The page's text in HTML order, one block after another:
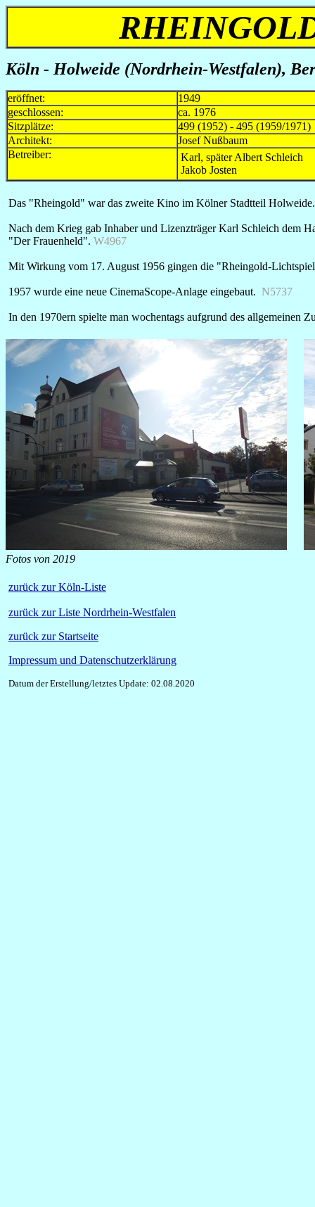
Köln - Holweide (Nordrhein-Westfalen),
eröffnet:
1949
geschlossen:
ca. 1976
Sitzplätze:
499 (1952) - 495 (1959/1971)
Architekt:
Josef Nußbaum
Betreiber:
Karl, später Albert Schleich
Jakob Josten
Das "Rheingold" war das zweite Kino im Kölner Stadtteil
Nach dem Krieg gab Inhaber und Lizenzträger Karl Schleich dem
"Der Frauenheld". W4967
Mit Wirkung vom 17. August 1956 gingen die "Rheingold-
1957 wurde eine neue CinemaScope-Anlage eingebaut. N5737
In den 1970ern spielte man wochentags aufgrund des allgemeinen
Fotos von 2019
zurück zur Köln-Liste
zurück zur Liste Nordrhein-Westfalen
zurück zur Startseite
Impressum und Datenschutzerklärung
Datum der Erstellung/letztes Update: 02.08.2020